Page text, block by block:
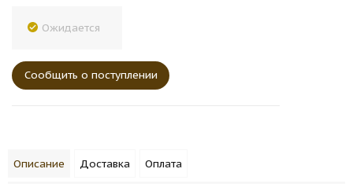
Ожидается
Сообщить о поступлении
Описание Доставка Оплата